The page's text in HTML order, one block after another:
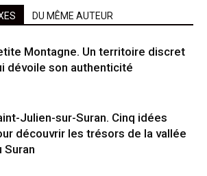
DU MÊME AUTEUR
Montagne. Un territoire discret
dévoile son authenticité
Julien-sur-Suran. Cinq idées
découvrir les trésors de la vallée
Suran